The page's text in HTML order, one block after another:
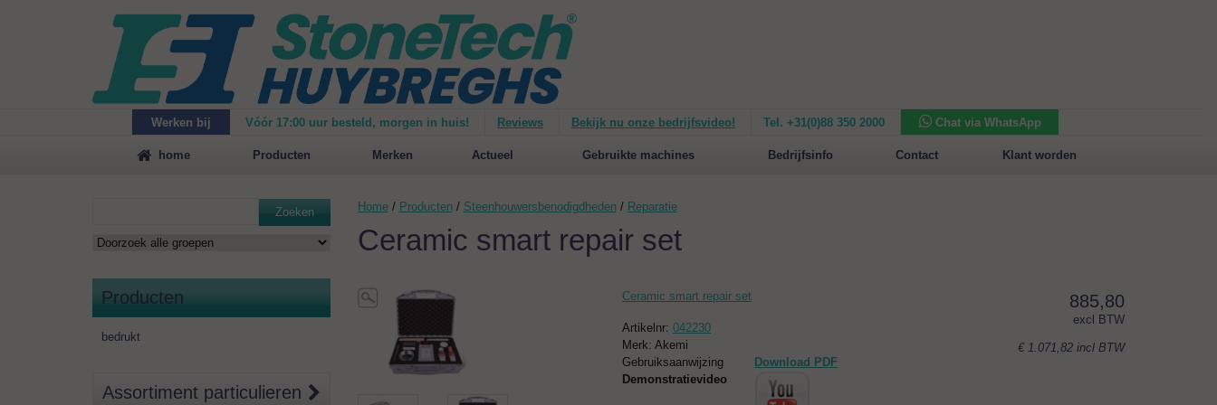
Werken bij Vóór 17:00 uur besteld, morgen in huis! Reviews Bekijk nu onze bedrijfsvideo! Tel. +31(0)88 350 2000
Chat via WhatsApp
Maak
vrijblijvend een afspraak voor een demonstratie van de Mirage 1500 Nieuw op de website: selecteer nu op merken! Nieuw in het assortiment: Sansone Collection
home Producten Merken Actueel Gebruikte machines Bedrijfsinfo Contact Klant worden
Zoeken
Producten
bedrukt
Assortiment particulieren
Home / Producten/ Steenhouwersbenodigdheden/ Reparatie
Ceramic smart repair set
Ceramic smart repair set
Artikelnr: 042230
Merk: Akemi
Gebruiksaanwijzing
Download PDF
Demonstratievideo
885,80
excl BTW
€ 1.071,82 incl BTW